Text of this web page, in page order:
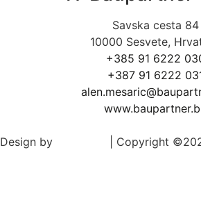
Savska cesta 84
10000 Sesvete,
+385 91 6222
+387 91 6222
Design by | Copyright